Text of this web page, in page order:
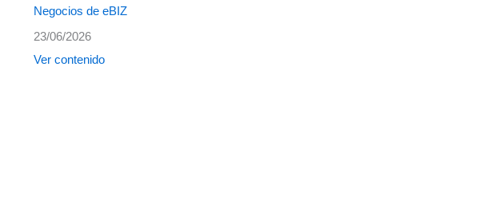
Negocios de eBIZ
23/06/2026
Ver contenido